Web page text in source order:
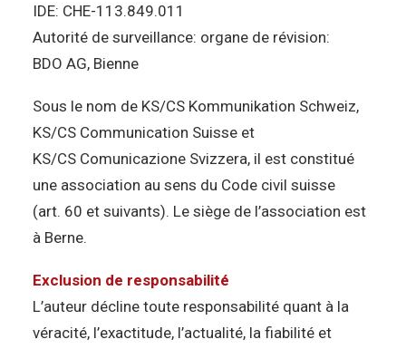
IDE: CHE-113.849.011
Autorité de surveillance: organe de révision:
BDO AG, Bienne
Sous le nom de KS/CS Kommunikation Schweiz,
KS/CS Communication Suisse et
KS/CS Comunicazione Svizzera, il est constitué
une association au sens du Code civil suisse
(art. 60 et suivants). Le siège de l’association est
à Berne.
Exclusion de responsabilité
L’auteur décline toute responsabilité quant à la
véracité, l’exactitude, l’actualité, la fiabilité et